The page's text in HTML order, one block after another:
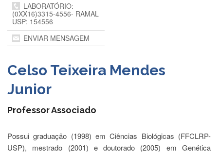
Cursos
Curricularização
da
Extensão
Calendário
Horários
Estágios
Estudantil
Formulários
LABORATÓRIO:
(0XX16)3315-4556- RAMAL
USP: 154556
ENVIAR MENSAGEM
Celso Teixeira Mendes
Junior
Professor Associado
Possui graduação (1998) em Ciências Biológicas (FFCLRP-
USP), mestrado (2001) e doutorado (2005) em Genética